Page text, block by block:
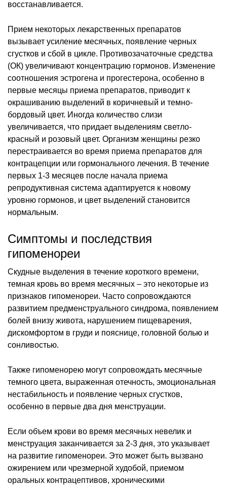
восстанавливается.
Прием некоторых лекарственных препаратов
вызывает усиление месячных, появление черных
сгустков и сбой в цикле. Противозачаточные средства
(ОК) увеличивают концентрацию гормонов. Изменение
соотношения эстрогена и прогестерона, особенно в
первые месяцы приема препаратов, приводит к
окрашиванию выделений в коричневый и темно-
бордовый цвет. Иногда количество слизи
увеличивается, что придает выделениям светло-
красный и розовый цвет. Организм женщины резко
перестраивается во время приема препаратов для
контрацепции или гормонального лечения. В течение
первых 1-3 месяцев после начала приема
репродуктивная система адаптируется к новому
уровню гормонов, и цвет выделений становится
нормальным.
Симптомы и последствия
гипоменореи
Скудные выделения в течение короткого времени,
темная кровь во время месячных – это некоторые из
признаков гипоменореи. Часто сопровождаются
развитием предменструального синдрома, появлением
болей внизу живота, нарушением пищеварения,
дискомфортом в груди и пояснице, головной болью и
сонливостью.
Также гипоменорею могут сопровождать месячные
темного цвета, выраженная отечность, эмоциональная
нестабильность и появление черных сгустков,
особенно в первые два дня менструации.
Если объем крови во время месячных невелик и
менструация заканчивается за 2-3 дня, это указывает
на развитие гипоменореи. Это может быть вызвано
ожирением или чрезмерной худобой, приемом
оральных контрацептивов, хроническими